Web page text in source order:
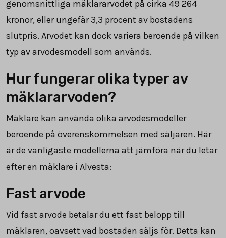
genomsnittliga mäklararvodet på cirka 49 264
kronor, eller ungefär3,3 procent av bostadens
slutpris. Arvodet kan dock variera beroende på vilken
typ av arvodesmodell som används.
Hur fungerar olika typer av
mäklararvoden?
Mäklare kan använda olika arvodesmodeller
beroende på överenskommelsen med säljaren. Här
är de vanligaste modellerna att jämföra när du letar
efter en mäklare i Alvesta:
Fast arvode
Vid fast arvode betalar du ett fast belopp till
mäklaren, oavsett vad bostaden säljs för. Detta kan